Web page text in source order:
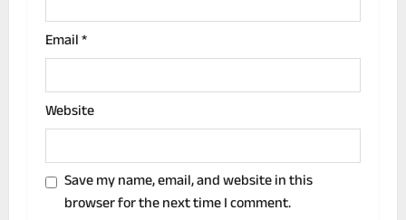
Email*
Website
Save my name, email, and website in this
browser for the next time I comment.